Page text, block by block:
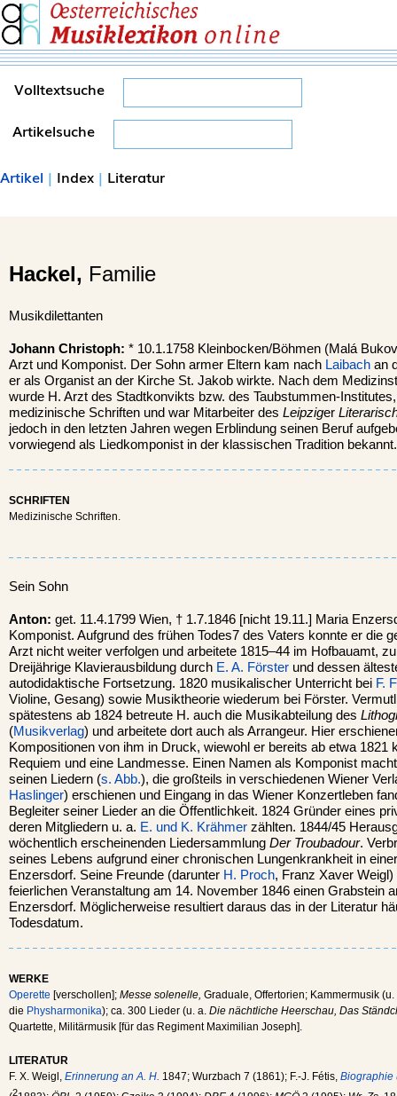
Volltextsuche
Artikelsuche
Artikel | Index | Literatur
Hackel, Familie
Musikdilettanten
Johann Christoph: * 10.1.1758 Kleinbocken/Böhmen (Malá
Arzt und Komponist. Der Sohn armer Eltern kam nach Laibach an
er als Organist an der Kirche St. Jakob wirkte. Nach dem
wurde H. Arzt des Stadtkonvikts bzw. des Taubstummen-
medizinische Schriften und war Mitarbeiter des Leipziger
jedoch in den letzten Jahren wegen Erblindung seinen Beruf
vorwiegend als Liedkomponist in der klassischen Tradition bekannt.
SCHRIFTEN
Medizinische Schriften.
Sein Sohn
Anton: get. 11.4.1799 Wien, † 1.7.1846 [nicht 19.11.] Maria
Komponist. Aufgrund des frühen Todes7 des Vaters konnte er die
Arzt nicht weiter verfolgen und arbeitete 1815–44 im Hofbauamt,
Dreijährige Klavierausbildung durch E. A. Förster und dessen
autodidaktische Fortsetzung. 1820 musikalischer Unterricht bei F.
Violine, Gesang) sowie Musiktheorie wiederum bei Förster.
spätestens ab 1824 betreute H. auch die Musikabteilung des
(Musikverlag) und arbeitete dort auch als Arrangeur. Hier
Kompositionen von ihm in Druck, wiewohl er bereits ab etwa 1821
Requiem und eine Landmesse. Einen Namen als Komponist
seinen Liedern (s. Abb.), die großteils in verschiedenen Wiener
Haslinger) erschienen und Eingang in das Wiener Konzertleben
Begleiter seiner Lieder an die Öffentlichkeit. 1824 Gründer eines
deren Mitgliedern u. a. E. und K. Krähmer zählten. 1844/45
wöchentlich erscheinenden Liedersammlung Der Troubadour.
seines Lebens aufgrund einer chronischen Lungenkrankheit in
Enzersdorf. Seine Freunde (darunter H. Proch, Franz Xaver
feierlichen Veranstaltung am 14. November 1846 einen Grabstein
Enzersdorf. Möglicherweise resultiert daraus das in der Literatur
Todesdatum.
WERKE
Operette [verschollen]; Messe solenelle, Graduale, Offertorien; Kammermusik
die Physharmonika); ca. 300 Lieder (u. a. Die nächtliche Heerschau, Das
Quartette, Militärmusik [für das Regiment Maximilian Joseph].
LITERATUR
F. X. Weigl, Erinnerung an A. H. 1847; Wurzbach 7 (1861); F.-J. Fétis, Biographie
2